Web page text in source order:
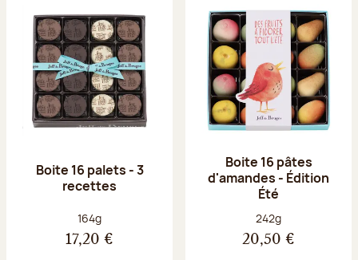
Boite 16 palets - 3
recettes
Poids net :
164g
17,20 €
Boite 16 pâtes
d'amandes - Édition
Été
Poids net :
242g
20,50 €